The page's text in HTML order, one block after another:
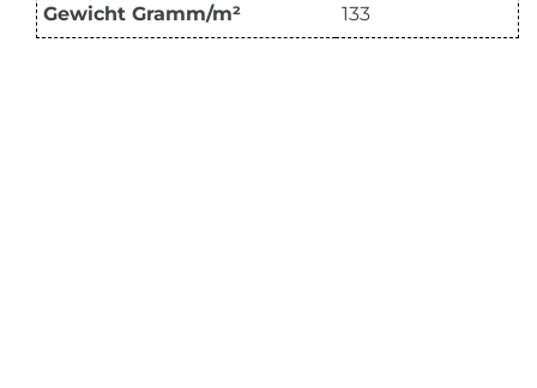
Gewicht Gramm/m² 133